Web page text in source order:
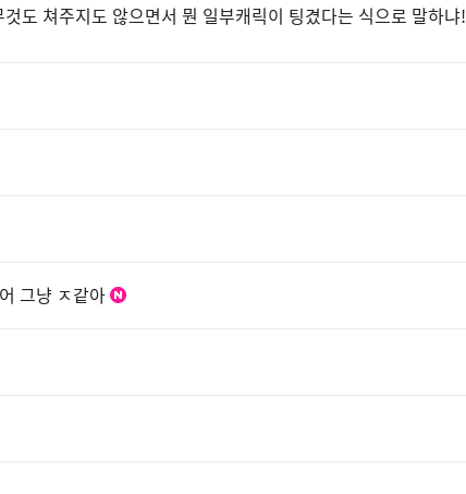
도 쳐주지도 않으면서 뭔 일부캐릭이 팅겼다는 식으로 말하냐!
그냥 ㅈ같아